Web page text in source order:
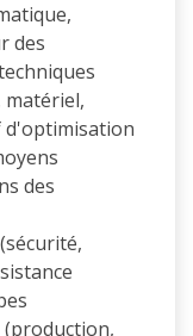
des
matériel,
d'optimisation
des